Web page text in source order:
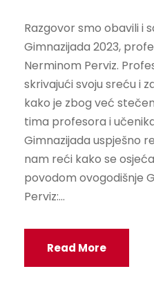
Razgovor smo obavili i
Gimnazijada 2023,
Nerminom Perviz.
skrivajući svoju sreću i
kako je zbog već
tima profesora i
Gimnazijada uspješno
nam reći kako se
povodom ovogodišnje
Perviz:...
Read More